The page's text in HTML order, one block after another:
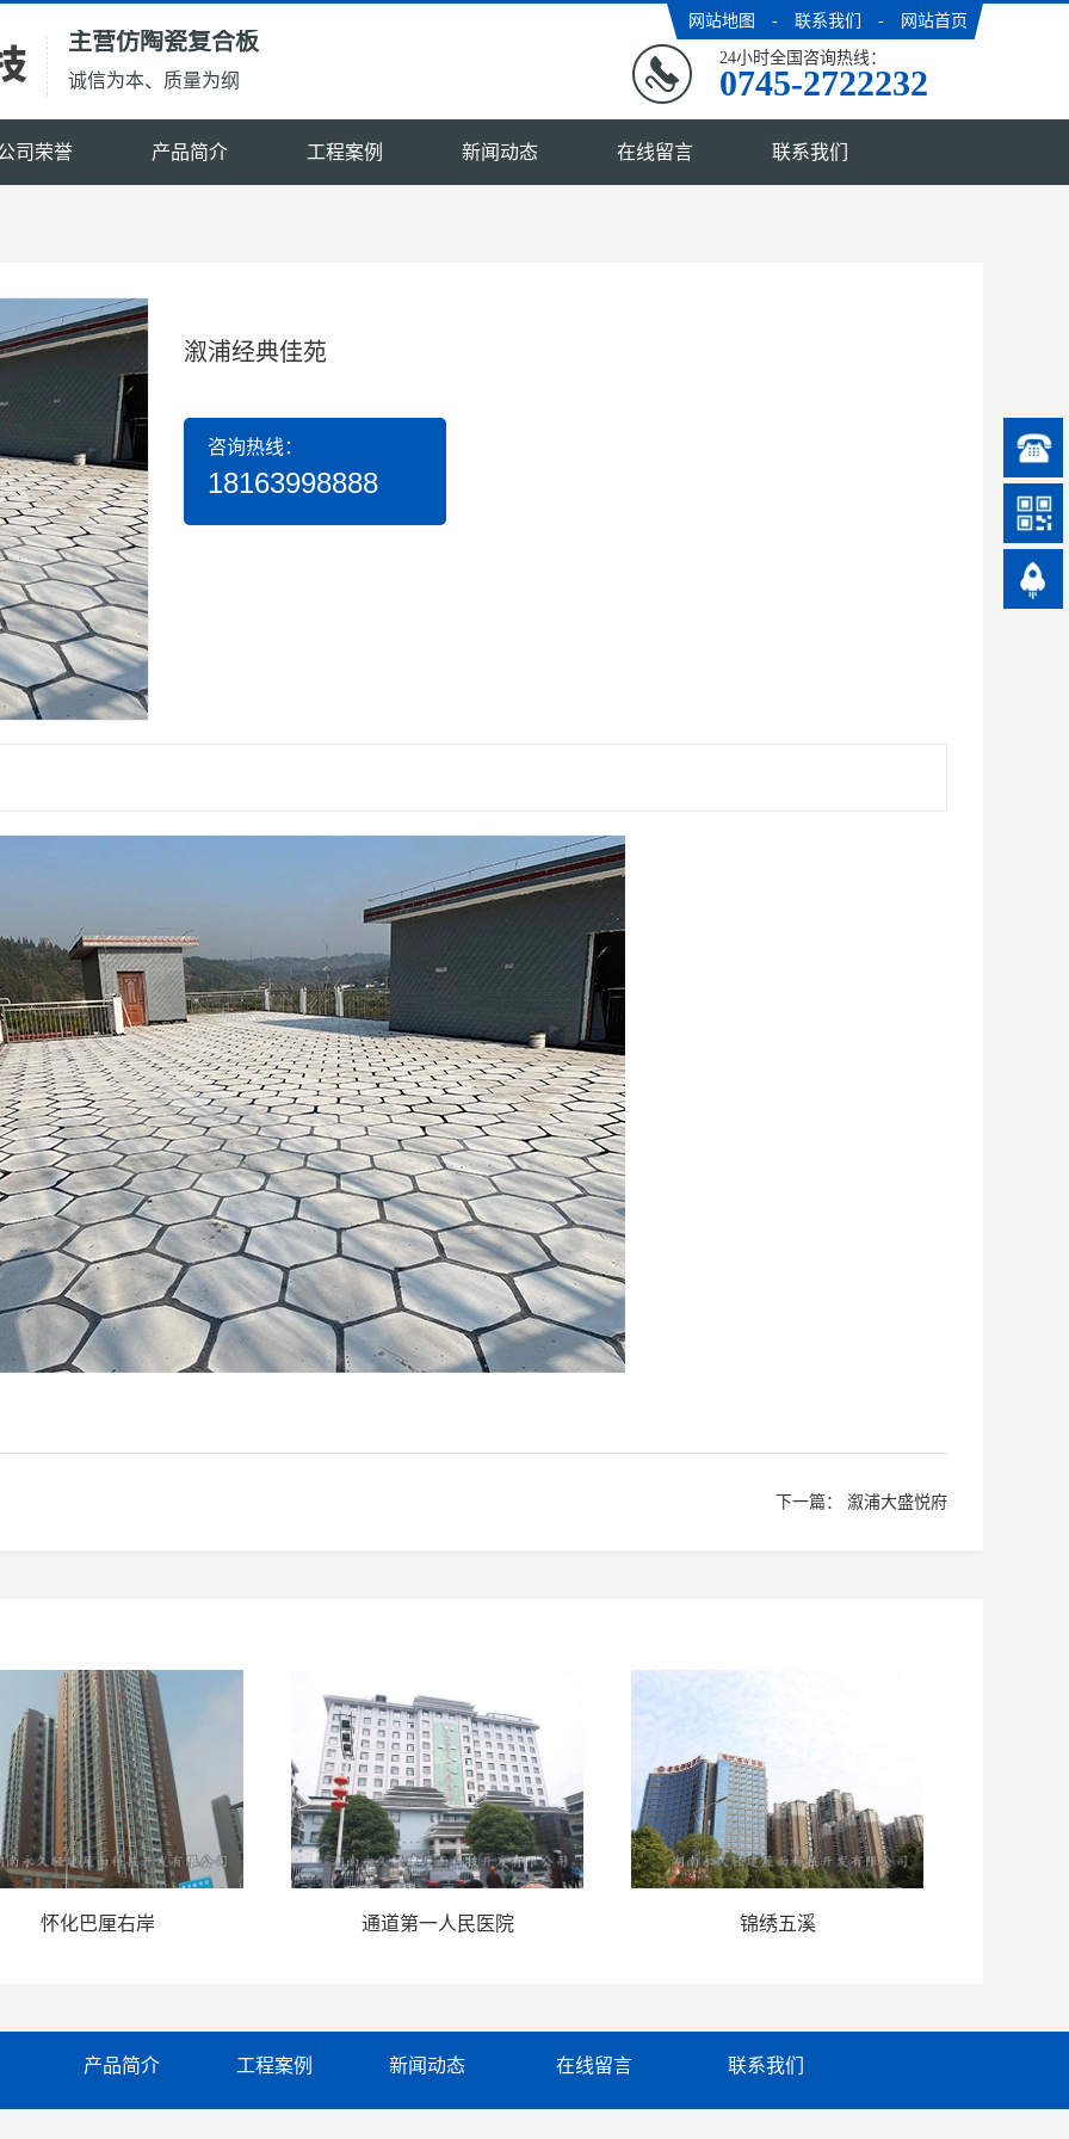
司荣誉 产品简介 工程案例 新闻动态 在线留言 联系我们
主营仿陶瓷复合板
诚信为本、质量为纲
24小时全国咨询热线：
0745-2722232
网站地图 - 联系我们 - 网站首页
溆浦经典佳苑
咨询热线：
18163998888
下一篇： 溆浦大盛悦府
怀化巴厘右岸 通道第一人民医院 锦绣五溪
产品简介 工程案例 新闻动态 在线留言 联系我们